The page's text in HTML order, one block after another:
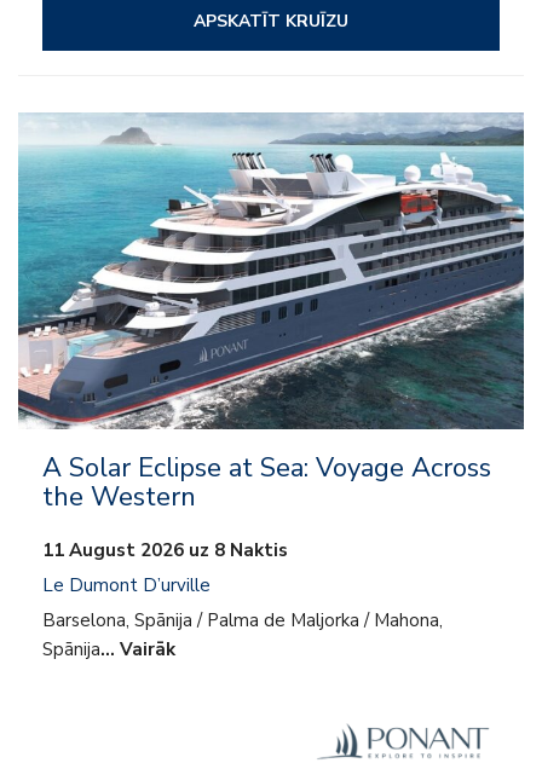
APSKATĪT KRUĪZU
A Solar Eclipse at Sea: Voyage Across
the Western
11 August 2026 uz 8 Naktis
Le Dumont D’urville
Barselona, Spānija / Palma de Maljorka / Mahona,
Spānija… Vairāk